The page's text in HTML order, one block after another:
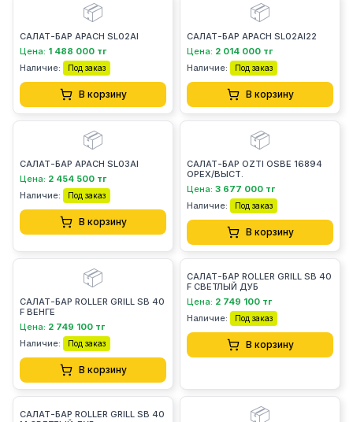
📦
САЛАТ-БАР APACH SL02AI
Цена: 1 488 000 тг
Наличие:
Под заказ
В корзину
📦
САЛАТ-БАР APACH SL02AI22
Цена: 2 014 000 тг
Наличие:
Под заказ
В корзину
📦
САЛАТ-БАР APACH SL03AI
Цена: 2 454 500 тг
Наличие:
Под заказ
В корзину
📦
САЛАТ-БАР OZTI OSBE 16894
ОРЕХ/ВЫСТ.
Цена: 3 677 000 тг
Наличие:
Под заказ
В корзину
📦
САЛАТ-БАР ROLLER GRILL SB 40
F ВЕНГЕ
Цена: 2 749 100 тг
Наличие:
Под заказ
В корзину
САЛАТ-БАР ROLLER GRILL SB 40
F СВЕТЛЫЙ ДУБ
Цена: 2 749 100 тг
Наличие:
Под заказ
В корзину
САЛАТ-БАР ROLLER GRILL SB 40
📦